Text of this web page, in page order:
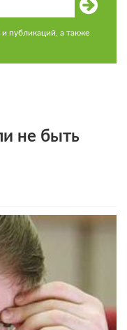
публикаций, а также
не быть